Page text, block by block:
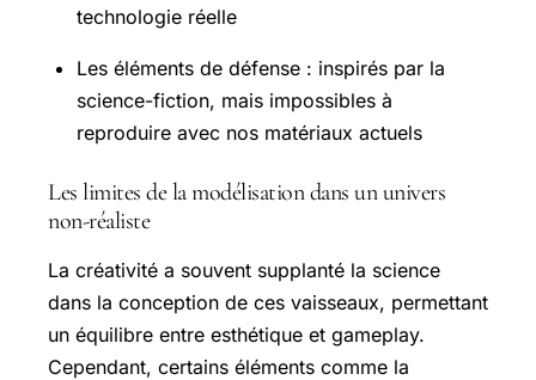
technologie réelle
Les éléments de défense : inspirés par la
science-fiction, mais impossibles à
reproduire avec nos matériaux actuels
Les limites de la modélisation dans un univers
non-réaliste
La créativité a souvent supplanté la science
dans la conception de ces vaisseaux, permettant
un équilibre entre esthétique et gameplay.
Cependant, certains éléments comme la